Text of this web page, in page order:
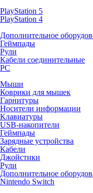
PlayStation 5
PlayStation 4
Дополнительное
Геймпады
Рули
Кабели соединительные
PC
Мыши
Коврики для мышек
Гарнитуры
Носители информации
Клавиатуры
USB-накопители
Геймпады
Зарядные устройства
Кабели
Джойстики
Рули
Дополнительное
Nintendo Switch